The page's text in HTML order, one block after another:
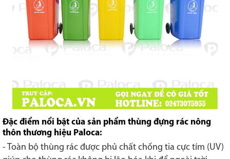
Đặc điểm nổi bật của sản phẩm thùng đựng rác nông
thôn thương hiệu Paloca:
- Toàn bộ thùng rác được phủ chất chống tia cực tím (UV)